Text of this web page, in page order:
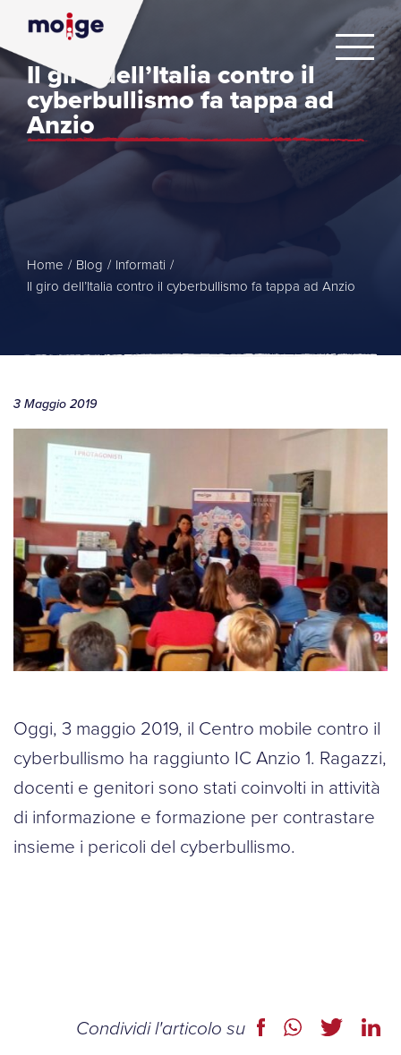
Il giro dell’Italia contro il
cyberbullismo fa tappa ad
Anzio
Home / Blog / Informati /
Il giro dell’Italia contro il cyberbullismo fa tappa ad Anzio
3 Maggio 2019
Oggi, 3 maggio 2019, il Centro mobile contro il
cyberbullismo ha raggiunto IC Anzio 1. Ragazzi,
docenti e genitori sono stati coinvolti in attività
di informazione e formazione per contrastare
insieme i pericoli del cyberbullismo.
Condividi l'articolo su